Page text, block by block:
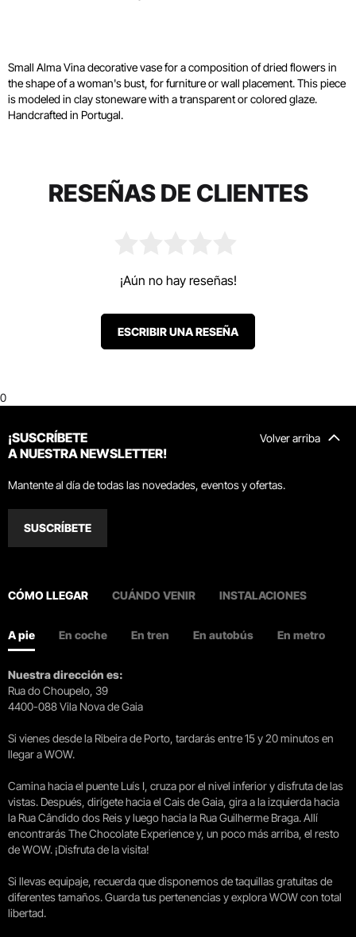
Small Alma Vina decorative vase for a composition of dried flowers in
the shape of a woman's bust, for furniture or wall placement. This piece
is modeled in clay stoneware with a transparent or colored glaze.
Handcrafted in Portugal.
RESEÑAS DE CLIENTES
¡Aún no hay reseñas!
ESCRIBIR UNA RESEÑA
0
Volver arriba
¡SUSCRÍBETE
A NUESTRA NEWSLETTER!
Mantente al día de todas las novedades, eventos y ofertas.
SUSCRÍBETE
CÓMO LLEGAR CUÁNDO VENIR INSTALACIONES
A pie En coche En tren En autobús En metro
Nuestra dirección es:
Rua do Choupelo, 39
4400-088 Vila Nova de Gaia
Si vienes desde la Ribeira de Porto, tardarás entre 15 y 20 minutos en
llegar a WOW.
Camina hacia el puente Luís I, cruza por el nivel inferior y disfruta de las
vistas. Después, dirígete hacia el Cais de Gaia, gira a la izquierda hacia
la Rua Cândido dos Reis y luego hacia la Rua Guilherme Braga. Allí
encontrarás The Chocolate Experience y, un poco más arriba, el resto
de WOW. ¡Disfruta de la visita!
Si llevas equipaje, recuerda que disponemos de taquillas gratuitas de
diferentes tamaños. Guarda tus pertenencias y explora WOW con total
libertad.